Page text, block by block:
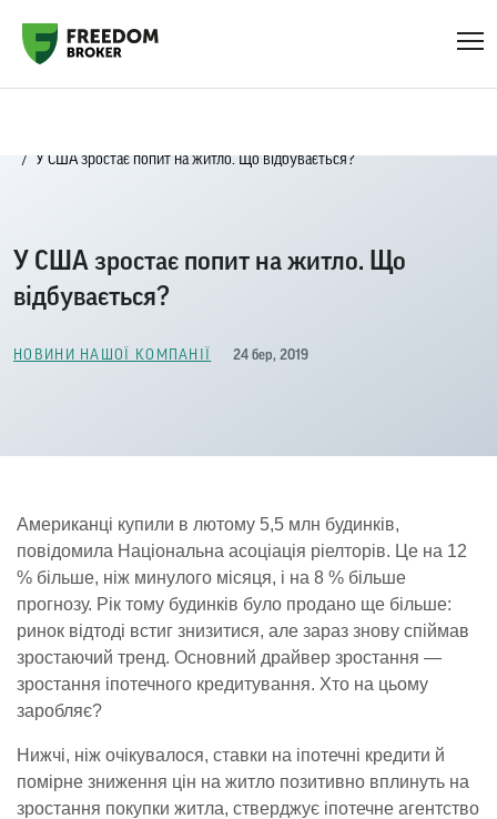
У США зростає попит на житло. Що відбувається?
У США зростає попит на житло. Що
відбувається?
НОВИНИ НАШОЇ КОМПАНІЇ 24 бер, 2019
Американці купили в лютому 5,5 млн будинків,
повідомила Національна асоціація ріелторів. Це на 12
% більше, ніж минулого місяця, і на 8 % більше
прогнозу. Рік тому будинків було продано ще більше:
ринок відтоді встиг знизитися, але зараз знову спіймав
зростаючий тренд. Основний драйвер зростання —
зростання іпотечного кредитування. Хто на цьому
заробляє?
Нижчі, ніж очікувалося, ставки на іпотечні кредити й
помірне зниження цін на житло позитивно вплинуть на
зростання покупки житла, стверджує іпотечне агентство